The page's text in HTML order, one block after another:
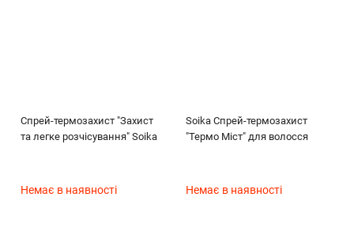
Спрей-термозахист "Захист
та легке розчісування" Soika
Немає в наявності
Soika Спрей-термозахист
"Термо Міст" для волосся
Немає в наявності